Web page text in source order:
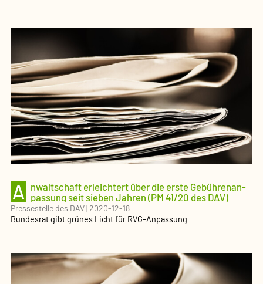
weniger
42/20
A nwalt­schaft erleichtert über die erste Gebühren­an­
passung seit sieben Jahren (PM 41/20 des DAV)
Pressestelle des DAV|2020-12-18
Bundesrat gibt grünes Licht für RVG-Anpassung